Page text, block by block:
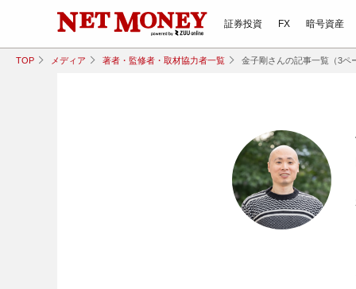
証券投資 FX 暗号資産
TOP メディア 著者・監修者・取材協力者一覧 金子剛さんの記事一覧（3ペ